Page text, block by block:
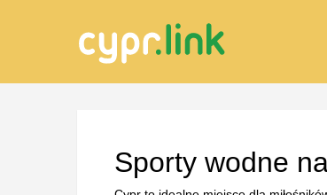
Sporty wodne